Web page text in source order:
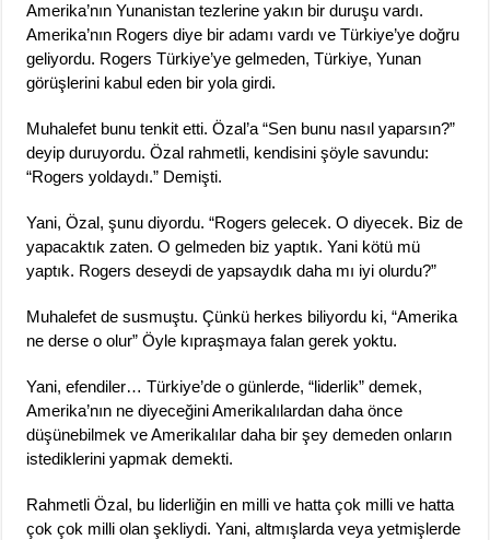
Amerika’nın Yunanistan tezlerine yakın bir duruşu vardı.
Amerika’nın Rogers diye bir adamı vardı ve Türkiye’ye doğru
geliyordu. Rogers Türkiye’ye gelmeden, Türkiye, Yunan
görüşlerini kabul eden bir yola girdi.
Muhalefet bunu tenkit etti. Özal’a “Sen bunu nasıl yaparsın?”
deyip duruyordu. Özal rahmetli, kendisini şöyle savundu:
“Rogers yoldaydı.” Demişti.
Yani, Özal, şunu diyordu. “Rogers gelecek. O diyecek. Biz de
yapacaktık zaten. O gelmeden biz yaptık. Yani kötü mü
yaptık. Rogers deseydi de yapsaydık daha mı iyi olurdu?”
Muhalefet de susmuştu. Çünkü herkes biliyordu ki, “Amerika
ne derse o olur” Öyle kıpraşmaya falan gerek yoktu.
Yani, efendiler… Türkiye’de o günlerde, “liderlik” demek,
Amerika’nın ne diyeceğini Amerikalılardan daha önce
düşünebilmek ve Amerikalılar daha bir şey demeden onların
istediklerini yapmak demekti.
Rahmetli Özal, bu liderliğin en milli ve hatta çok milli ve hatta
çok çok milli olan şekliydi. Yani, altmışlarda veya yetmişlerde